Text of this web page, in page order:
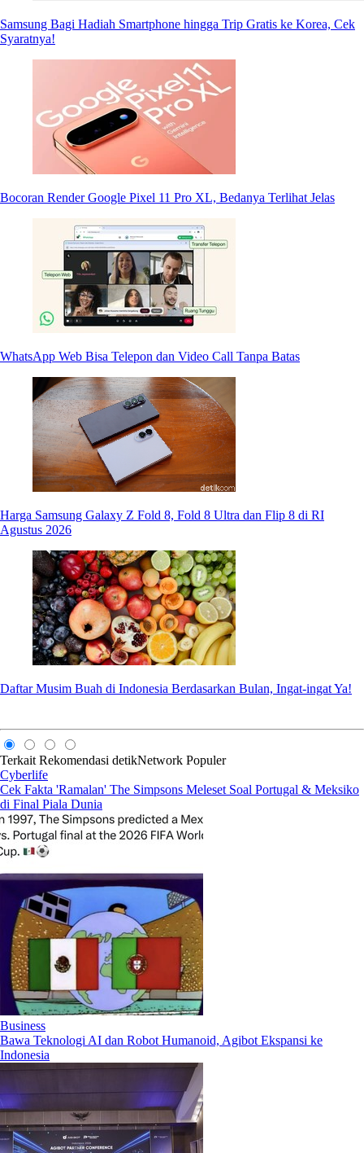
Samsung Bagi Hadiah Smartphone hingga Trip Gratis ke Korea, Cek
Syaratnya!
Bocoran Render Google Pixel 11 Pro XL, Bedanya Terlihat Jelas
WhatsApp Web Bisa Telepon dan Video Call Tanpa Batas
Harga Samsung Galaxy Z Fold 8, Fold 8 Ultra dan Flip 8 di RI
Agustus 2026
Daftar Musim Buah di Indonesia Berdasarkan Bulan, Ingat-ingat Ya!
Terkait Rekomendasi detikNetwork Populer
Cyberlife
Cek Fakta 'Ramalan' The Simpsons Meleset Soal Portugal & Meksiko
di Final Piala Dunia
Business
Bawa Teknologi AI dan Robot Humanoid, Agibot Ekspansi ke
Indonesia